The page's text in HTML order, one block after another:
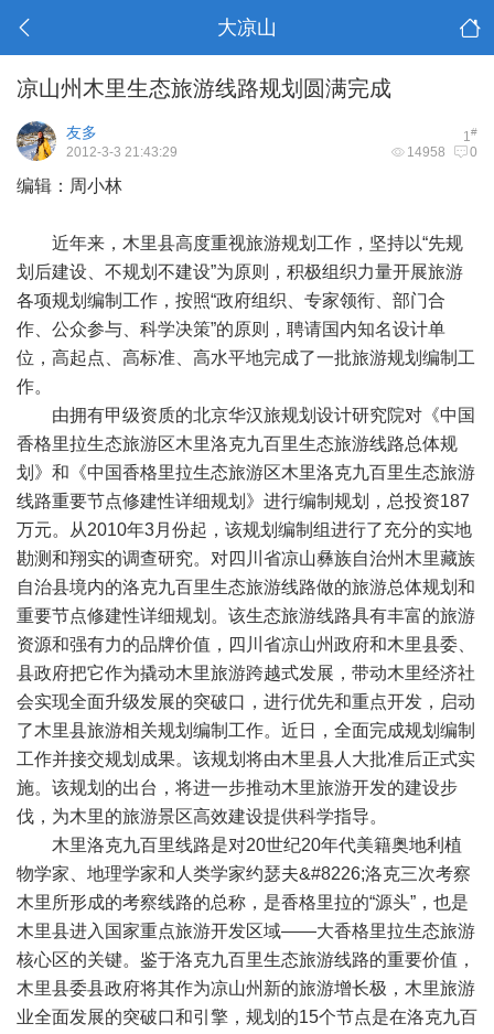
大凉山
凉山州木里生态旅游线路规划圆满完成
1#
友多
14958 0
2012-3-3 21:43:29
编辑：周小林
近年来，木里县高度重视旅游规划工作，坚持以“先规
划后建设、不规划不建设”为原则，积极组织力量开展旅游
各项规划编制工作，按照“政府组织、专家领衔、部门合
作、公众参与、科学决策”的原则，聘请国内知名设计单
位，高起点、高标准、高水平地完成了一批旅游规划编制工
作。
由拥有甲级资质的北京华汉旅规划设计研究院对《中国
香格里拉生态旅游区木里洛克九百里生态旅游线路总体规
划》和《中国香格里拉生态旅游区木里洛克九百里生态旅游
线路重要节点修建性详细规划》进行编制规划，总投资187
万元。从2010年3月份起，该规划编制组进行了充分的实地
勘测和翔实的调查研究。对四川省凉山彝族自治州木里藏族
自治县境内的洛克九百里生态旅游线路做的旅游总体规划和
重要节点修建性详细规划。该生态旅游线路具有丰富的旅游
资源和强有力的品牌价值，四川省凉山州政府和木里县委、
县政府把它作为撬动木里旅游跨越式发展，带动木里经济社
会实现全面升级发展的突破口，进行优先和重点开发，启动
了木里县旅游相关规划编制工作。近日，全面完成规划编制
工作并接交规划成果。该规划将由木里县人大批准后正式实
施。该规划的出台，将进一步推动木里旅游开发的建设步
伐，为木里的旅游景区高效建设提供科学指导。
木里洛克九百里线路是对20世纪20年代美籍奥地利植
物学家、地理学家和人类学家约瑟夫&#8226;洛克三次考察
木里所形成的考察线路的总称，是香格里拉的“源头”，也是
木里县进入国家重点旅游开发区域——大香格里拉生态旅游
核心区的关键。鉴于洛克九百里生态旅游线路的重要价值，
木里县委县政府将其作为凉山州新的旅游增长极，木里旅游
业全面发展的突破口和引擎，规划的15个节点是在洛克九百